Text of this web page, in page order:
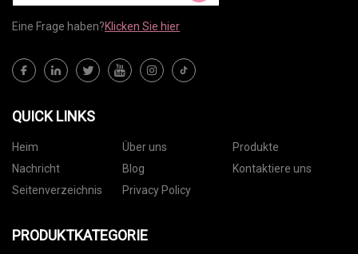
Eine Frage haben?Klicken Sie hier
QUICK LINKS
Heim Über uns
Produkte
Nachricht
Blog
Kontaktiere uns
Seitenverzeichnis
Privacy Policy
PRODUKTKATEGORIE